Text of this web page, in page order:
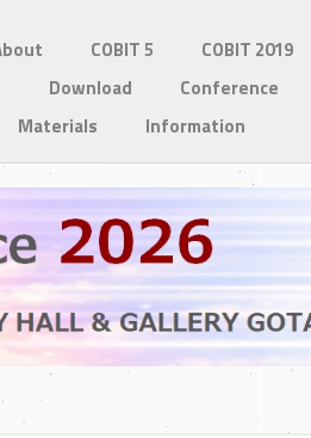
COBIT 5
COBIT 2019
Download
Conference
Materials Information